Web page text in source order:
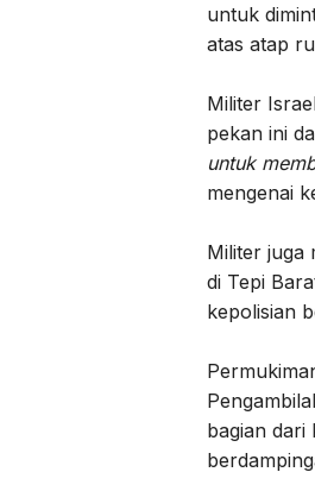
untuk
atas atap
Militer
pekan ini
untuk
mengenai
Militer juga
di Tepi
kepolisian
bagian dari